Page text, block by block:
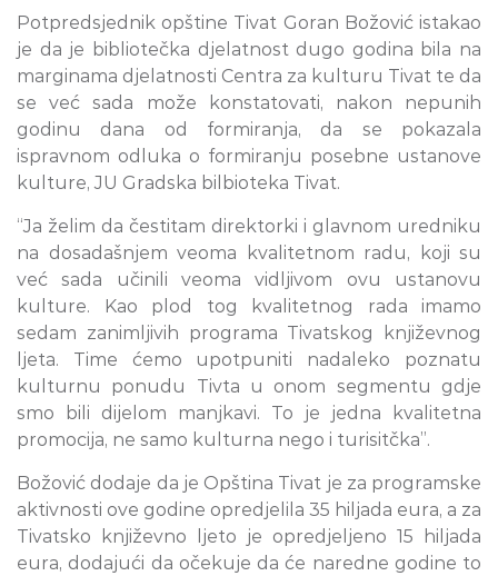
Potpredsjednik opštine Tivat Goran Božović istakao
je da je bibliotečka djelatnost dugo godina bila na
marginama djelatnosti Centra za kulturu Tivat te da
se već sada može konstatovati, nakon nepunih
godinu dana od formiranja, da se pokazala
ispravnom odluka o formiranju posebne ustanove
kulture, JU Gradska bilbioteka Tivat.
“Ja želim da čestitam direktorki i glavnom uredniku
na dosadašnjem veoma kvalitetnom radu, koji su
već sada učinili veoma vidljivom ovu ustanovu
kulture. Kao plod tog kvalitetnog rada imamo
sedam zanimljivih programa Tivatskog književnog
ljeta. Time ćemo upotpuniti nadaleko poznatu
kulturnu ponudu Tivta u onom segmentu gdje
smo bili dijelom manjkavi. To je jedna kvalitetna
promocija, ne samo kulturna nego i turisitčka”.
Božović dodaje da je Opština Tivat je za programske
aktivnosti ove godine opredjelila 35 hiljada eura, a za
Tivatsko književno ljeto je opredjeljeno 15 hiljada
eura, dodajući da očekuje da će naredne godine to